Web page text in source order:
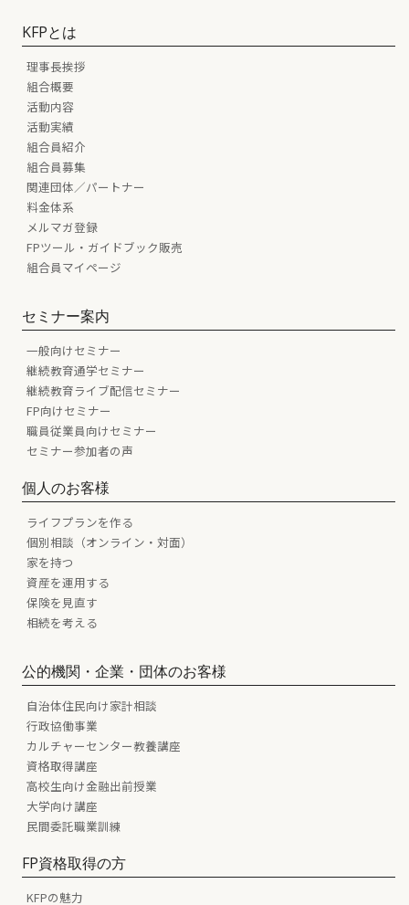
KFPとは
理事長挨拶
組合概要
活動内容
活動実績
組合員紹介
組合員募集
関連団体／パートナー
料金体系
メルマガ登録
FPツール・ガイドブック販売
組合員マイページ
セミナー案内
一般向けセミナー
継続教育通学セミナー
継続教育ライブ配信セミナー
FP向けセミナー
職員従業員向けセミナー
セミナー参加者の声
個人のお客様
ライフプランを作る
個別相談（オンライン・対面）
家を持つ
資産を運用する
保険を見直す
相続を考える
公的機関・企業・団体のお客様
自治体住民向け家計相談
行政協働事業
カルチャーセンター教養講座
資格取得講座
高校生向け金融出前授業
大学向け講座
民間委託職業訓練
FP資格取得の方
KFPの魅力